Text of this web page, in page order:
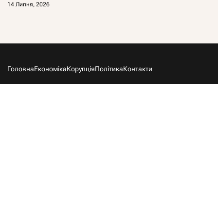
14 Липня, 2026
ГоловнаЕкономікаКорупціяПолітикаКонтакти